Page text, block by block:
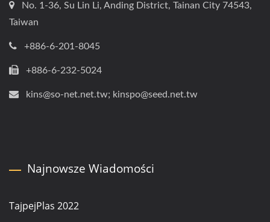
No. 1-36, Su Lin Li, Anding District, Tainan City 74543,
Taiwan
+886-6-201-8045
+886-6-232-5024
kins@so-net.net.tw; kinspo@seed.net.tw
Najnowsze Wiadomości
TajpejPlas 2022